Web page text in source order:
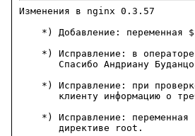
Изменения в nginx
*) Добавление: переменная
*) Исправление: в
Спасибо Андриану
*) Исправление: при
клиенту информацию о
*) Исправление: переменная
       директиве root.